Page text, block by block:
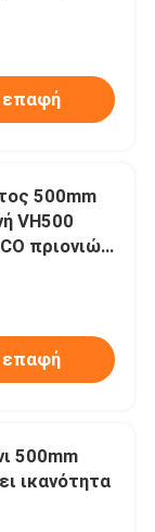
επαφή
500mm
VH500
πριονιών
επαφή
500mm
ικανότητα